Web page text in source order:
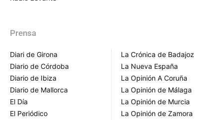
Prensa
Diari de Girona
Diario de Córdoba
Diario de Ibiza
Diario de Mallorca
El Día
El Periódico
La Crónica de Badajoz
La Nueva España
La Opinión A Coruña
La Opinión de Málaga
La Opinión de Murcia
La Opinión de Zamora